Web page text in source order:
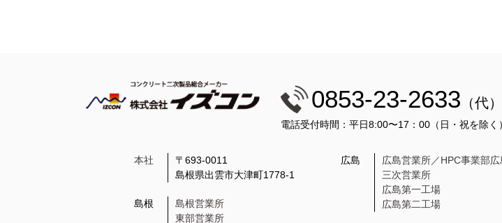
0853-23-2633 （代）
電話受付時間：平日8:00〜17：00（日・祝を除く）
本社
〒693-0011
島根県出雲市大津町1778-1
島根
島根営業所
東部営業所
広島
広島営業所／HPC事業部
三次営業所
広島第一工場
広島第二工場